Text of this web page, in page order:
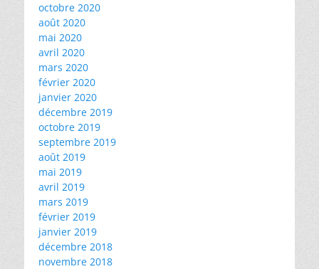
octobre 2020
août 2020
mai 2020
avril 2020
mars 2020
février 2020
janvier 2020
décembre 2019
octobre 2019
septembre 2019
août 2019
mai 2019
avril 2019
mars 2019
février 2019
janvier 2019
décembre 2018
novembre 2018